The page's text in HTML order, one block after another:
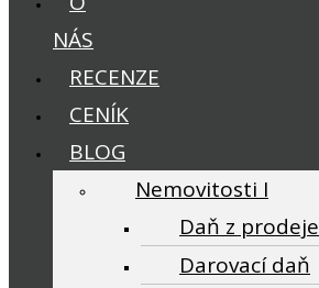
NÁS
RECENZE
CENÍK
BLOG
Nemovitosti I
Daň z prodeje
Darovací daň